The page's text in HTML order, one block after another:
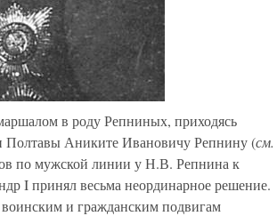
в роду Репниных, приходясь
Полтавы Аниките Ивановичу Репнину (см.
по мужской линии у Н.В. Репнина к
I принял весьма неординарное решение.
и гражданским подвигам